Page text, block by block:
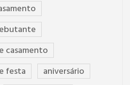
casamento
festa
aniversário